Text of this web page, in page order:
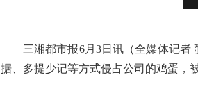
三湘都市报6月3日讯（全媒体记者
据、多提少记等方式侵占公司的鸡蛋，